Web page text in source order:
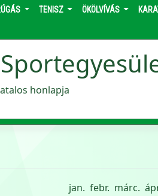
TENISZ ÖKÖLVÍVÁS
honlapja
jan. febr. márc.